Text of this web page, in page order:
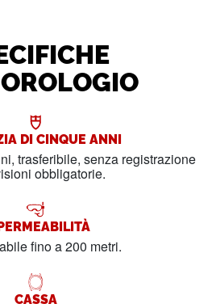
DI CINQUE ANNI
trasferibile, senza registrazione
obbligatorie.
fino a 200 metri.
CASSA